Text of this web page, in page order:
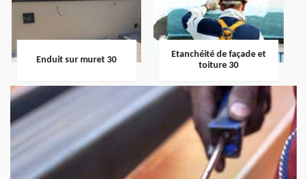
Enduit sur muret 30
Etanchéité de façade et
toiture 30